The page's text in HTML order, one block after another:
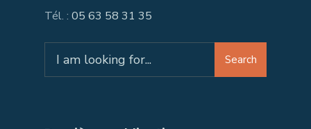
Tél. : 05 63 58 31 35
for:
Search